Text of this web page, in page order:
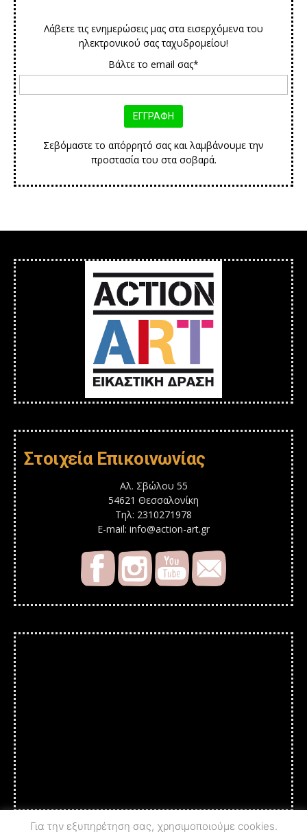
Λάβετε τις ενημερώσεις μας στα εισερχόμενα του
ηλεκτρονικού σας ταχυδρομείου!
Βάλτε το email σας*
Σεβόμαστε το απόρρητό σας και λαμβάνουμε την
προστασία του στα σοβαρά.
Στοιχεία Επικοινωνίας
Αλ. Σβώλου 55
54621 Θεσσαλονίκη
Τηλ: 2310271978
E-mail: info@action-art.gr
Για την εξυπηρέτηση σας, χρησιμοποιούμε cookies.